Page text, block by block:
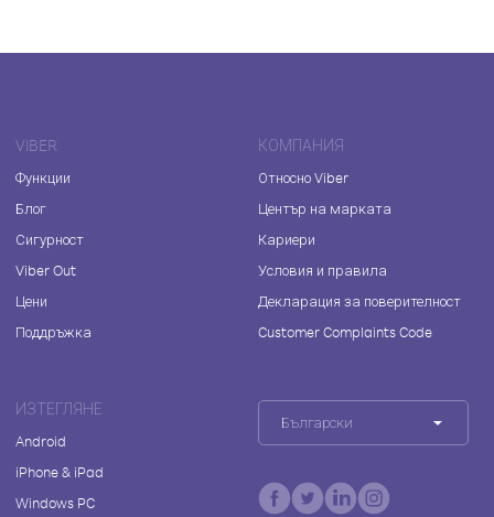
VIBER
Функции
Блог
Сигурност
Viber Out
Цени
Поддръжка
КОМПАНИЯ
Относно Viber
Център на марката
Кариери
Условия и правила
Декларация за поверителност
Customer Complaints Code
ИЗТЕГЛЯНЕ
Android
iPhone & iPad
Windows PC
Български